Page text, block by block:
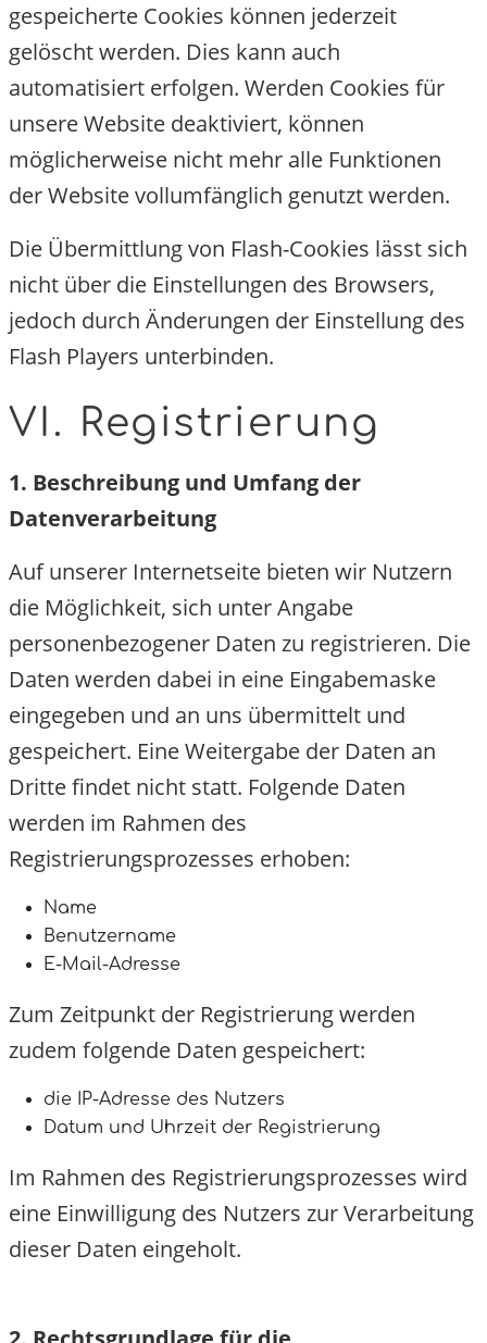
gespeicherte Cookies können jederzeit
gelöscht werden. Dies kann auch
automatisiert erfolgen. Werden Cookies für
unsere Website deaktiviert, können
möglicherweise nicht mehr alle Funktionen
der Website vollumfänglich genutzt werden.
Die Übermittlung von Flash-Cookies lässt sich
nicht über die Einstellungen des Browsers,
jedoch durch Änderungen der Einstellung des
Flash Players unterbinden.
VI. Registrierung
1. Beschreibung und Umfang der
Datenverarbeitung
Auf unserer Internetseite bieten wir Nutzern
die Möglichkeit, sich unter Angabe
personenbezogener Daten zu registrieren. Die
Daten werden dabei in eine Eingabemaske
eingegeben und an uns übermittelt und
gespeichert. Eine Weitergabe der Daten an
Dritte findet nicht statt. Folgende Daten
werden im Rahmen des
Registrierungsprozesses erhoben:
Name
Benutzername
E-Mail-Adresse
Zum Zeitpunkt der Registrierung werden
zudem folgende Daten gespeichert:
die IP-Adresse des Nutzers
Datum und Uhrzeit der Registrierung
Im Rahmen des Registrierungsprozesses wird
eine Einwilligung des Nutzers zur
dieser Daten eingeholt.